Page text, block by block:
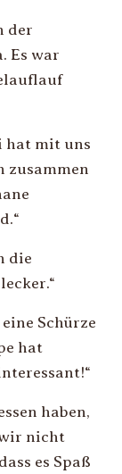
der
Es war
hat mit uns
zusammen
“
die
“
Schürze
hat
“
haben,
nicht
es Spaß